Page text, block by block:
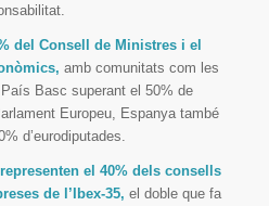
del Consell de Ministres i el
amb comunitats com les
Basc superant el 50% de
Europeu, Espanya també
d’eurodiputades.
el 40% dels consells
de l’Ibex-35, el doble que fa